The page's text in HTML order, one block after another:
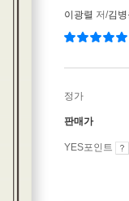
이광렬 저/김병
정가
판매가
YES포인트